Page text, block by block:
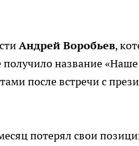
Андрей Воробьев,
название
после встречи с
потерял свои